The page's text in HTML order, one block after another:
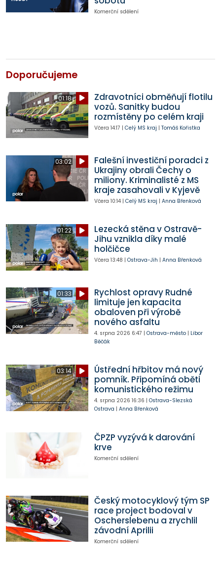
Komerční sdělení
Doporučujeme
01:18
Zdravotníci obměňují flotilu
vozů. Sanitky budou
rozmístěny po celém kraji
Včera 14:17 | Celý MS kraj | Tomáš Kořistka
03:02
Falešní investiční poradci z
Ukrajiny obrali Čechy o
miliony. Kriminalisté z MS
kraje zasahovali v Kyjevě
Včera 10:14| Celý MS kraj | Anna Břenková
01:22
Lezecká stěna v Ostravě-
Jihu vznikla díky malé
holčičce
Včera 13:48 | Ostrava-Jih | Anna Břenková
01:33
Rychlost opravy Rudné
limituje jen kapacita
obaloven při výrobě
nového asfaltu
4. srpna 2026 6:47 | Ostrava-město| Libor
Běčák
03:14
Ústřední hřbitov má nový
pomník. Připomíná oběti
komunistického režimu
4. srpna 2026 16:36 | Ostrava-Slezská
Ostrava | Anna Břenková
ČPZP vyzývá k darování
krve
Komerční sdělení
Český motocyklový tým SP
race project bodoval v
Oscherslebenu a zrychlil
závodní Aprilii
Komerční sdělení